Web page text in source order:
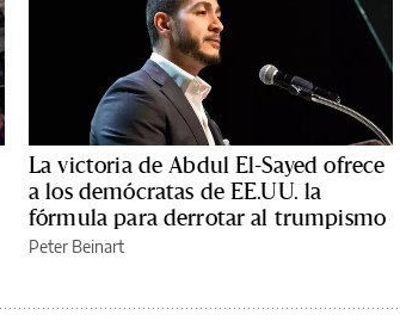
La victoria de Abdul El-Sayed ofrece
a los demócratas de EE.UU. la
fórmula para derrotar al trumpismo
Peter Beinart